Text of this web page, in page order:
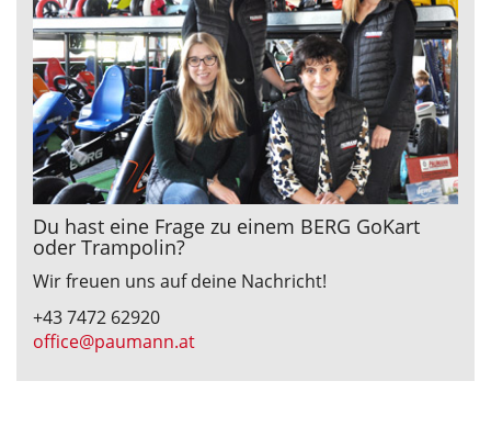
Du hast eine Frage zu einem BERG GoKart
oder Trampolin?
Wir freuen uns auf deine Nachricht!
+43 7472 62920
office@paumann.at